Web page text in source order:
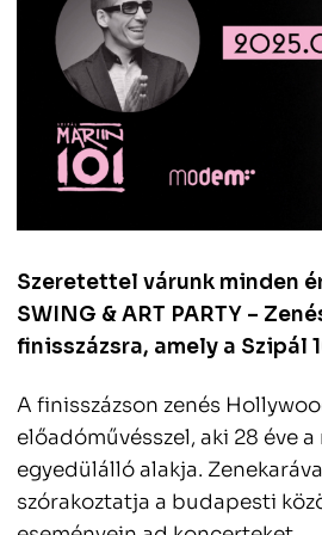
Szeretettel várunk minden
SWING & ART PARTY –
finisszázsra, amely a Szipál
A finisszázson zenés
előadóművésszel, aki 28 éve
egyedülálló alakja.
szórakoztatja a budapesti